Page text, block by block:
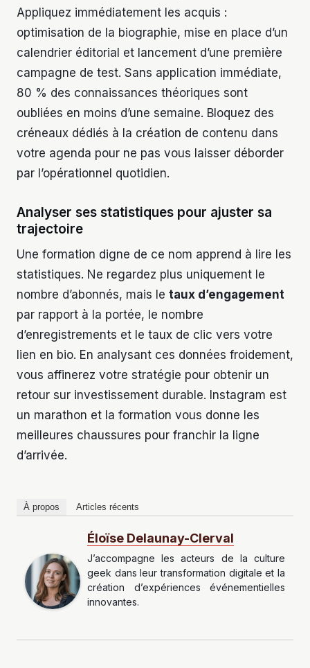
Appliquez immédiatement les acquis :
optimisation de la biographie, mise en place d’un
calendrier éditorial et lancement d’une première
campagne de test. Sans application immédiate,
80 % des connaissances théoriques sont
oubliées en moins d’une semaine. Bloquez des
créneaux dédiés à la création de contenu dans
votre agenda pour ne pas vous laisser déborder
par l’opérationnel quotidien.
Analyser ses statistiques pour ajuster sa
trajectoire
Une formation digne de ce nom apprend à lire les
statistiques. Ne regardez plus uniquement le
nombre d’abonnés, mais le taux d’engagement
par rapport à la portée, le nombre
d’enregistrements et le taux de clic vers votre
lien en bio. En analysant ces données froidement,
vous affinerez votre stratégie pour obtenir un
retour sur investissement durable. Instagram est
un marathon et la formation vous donne les
meilleures chaussures pour franchir la ligne
d’arrivée.
À propos Articles récents
Éloïse Delaunay-Clerval
J’accompagne les acteurs de la culture
geek dans leur transformation digitale et la
création d’expériences événementielles
innovantes.